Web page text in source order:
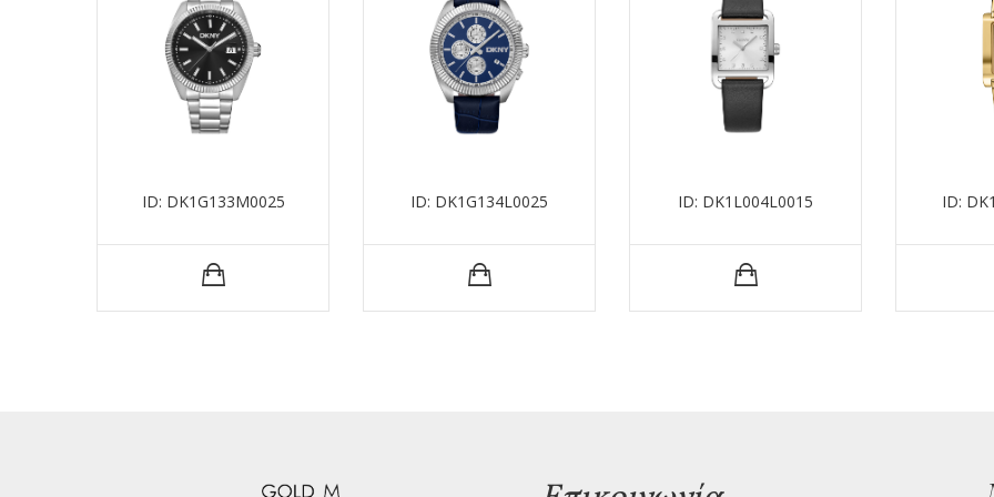
ID: DK1G133M0025 ID: DK1G134L0025 ID: DK1L004L0015 ID: